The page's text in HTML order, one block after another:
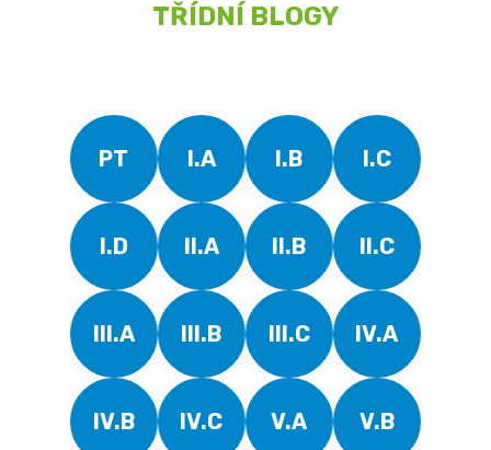
TŘÍDNÍ BLOGY
PT I.A I.B I.C
I.D II.A II.B II.C
III.A III.B III.C IV.A
IV.B IV.C V.A V.B